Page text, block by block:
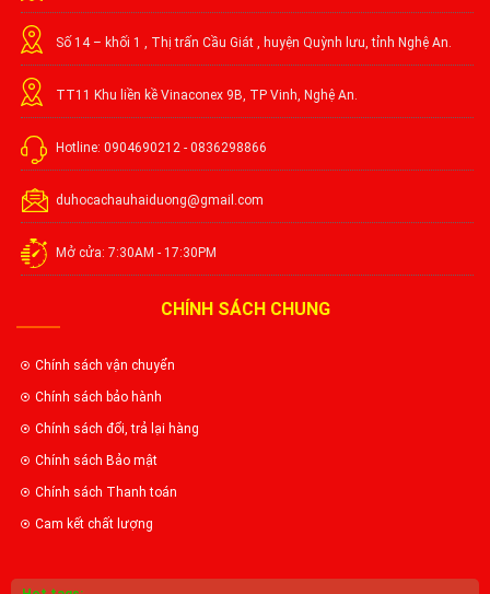
Số 14 – khối 1 , Thị trấn Cầu Giát , huyện Quỳnh lưu, tỉnh Nghệ An.
TT11 Khu liền kề Vinaconex 9B, TP Vinh, Nghệ An.
Hotline: 0904690212 - 0836298866
duhocachauhaiduong@gmail.com
Mở cửa: 7:30AM - 17:30PM
CHÍNH SÁCH CHUNG
Chính sách vận chuyển
Chính sách bảo hành
Chính sách đổi, trả lại hàng
Chính sách Bảo mật
Chính sách Thanh toán
Cam kết chất lượng